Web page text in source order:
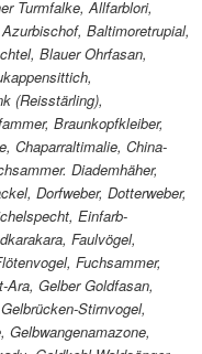
Turmfalke, Allfarblori,
Baltimoretrupial,
Blauer Ohrfasan,
(Reisstärling),
Braunkopfkleiber,
Chaparraltimalie, China-
Diademhäher,
Dorfweber, Dotterweber,
Einfarb-
Faulvögel,
Fuchsammer,
Ara, Gelber Goldfasan,
Stirnvogel,
Gelbwangenamazone,